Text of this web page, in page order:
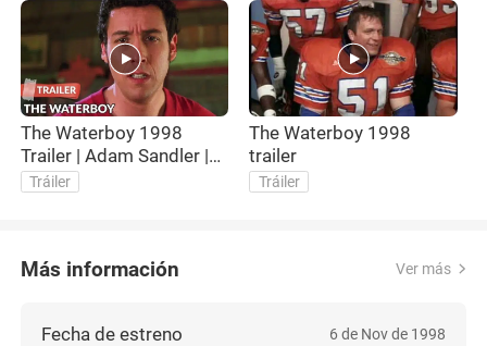
The Waterboy 1998
Trailer | Adam Sandler |
Kathy Bates
Tráiler
The Waterboy 1998
trailer
Tráiler
Más información Ver más
Fecha de estreno 6 de Nov de 1998